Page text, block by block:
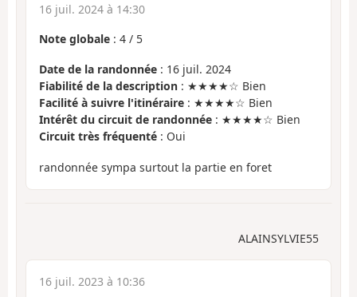
16 juil. 2024 à 14:30
Note globale : 4 / 5
Date de la randonnée : 16 juil. 2024
Fiabilité de la description : ★★★★☆ Bien
Facilité à suivre l'itinéraire : ★★★★☆ Bien
Intérêt du circuit de randonnée : ★★★★☆ Bien
Circuit très fréquenté : Oui
randonnée sympa surtout la partie en foret
ALAINSYLVIE55
16 juil. 2023 à 10:36